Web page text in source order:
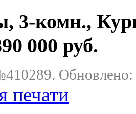
3-комн.,
000 руб.
печати